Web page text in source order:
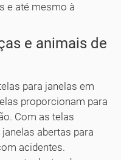
e até mesmo à
e animais de
para janelas em
proporcionam para
Com as telas
abertas para
acidentes.